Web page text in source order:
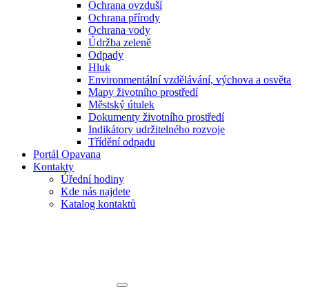
Ochrana ovzduší
Ochrana přírody
Ochrana vody
Údržba zeleně
Odpady
Hluk
Environmentální vzdělávání, výchova a osvěta
Mapy životního prostředí
Městský útulek
Dokumenty životního prostředí
Indikátory udržitelného rozvoje
Třídění odpadu
Portál Opavana
Kontakty
Úřední hodiny
Kde nás najdete
Katalog kontaktů